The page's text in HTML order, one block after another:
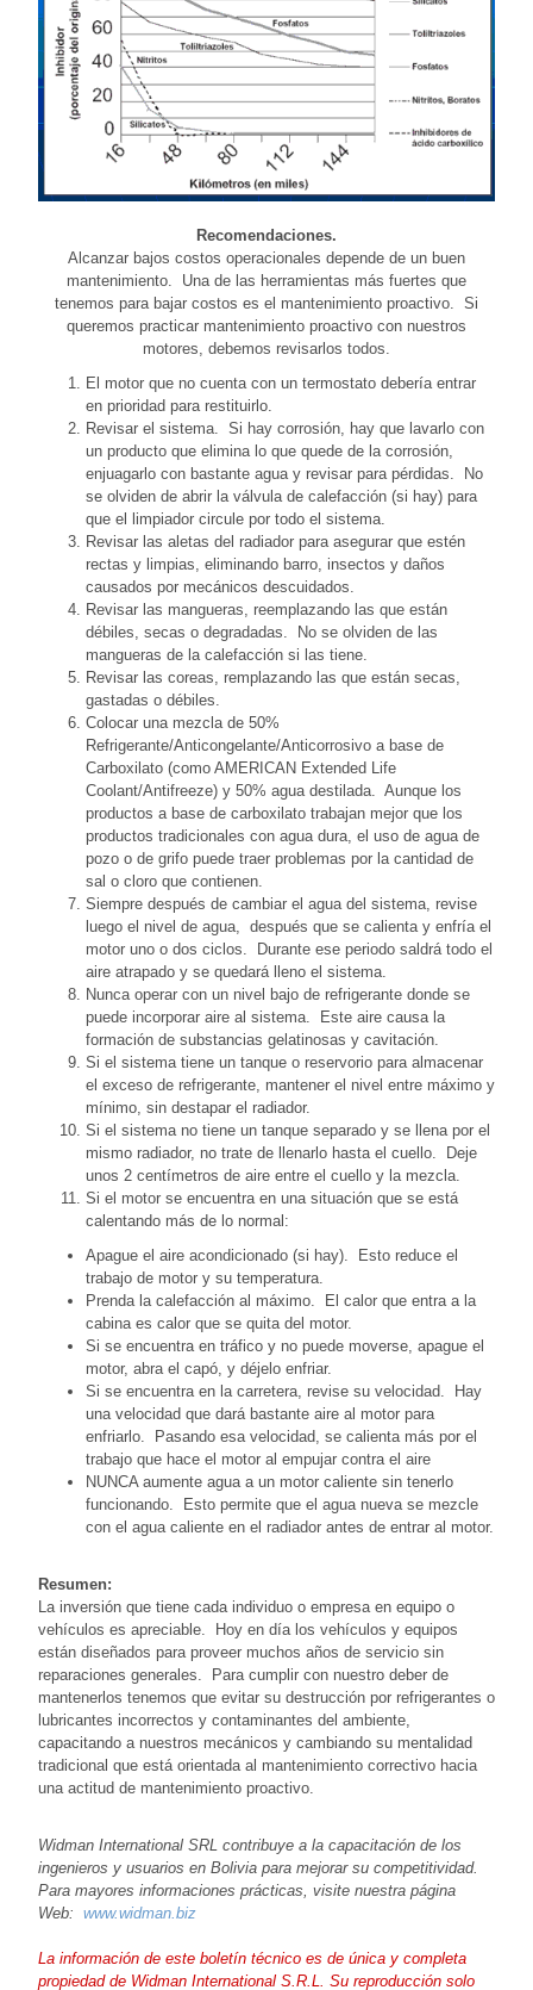
Recomendaciones.
Alcanzar bajos costos operacionales depende de un buen
mantenimiento. Una de las herramientas más fuertes que
tenemos para bajar costos es el mantenimiento proactivo. Si
queremos practicar mantenimiento proactivo con nuestros
motores, debemos revisarlos todos.
El motor que no cuenta con un termostato debería entrar
en prioridad para restituirlo.
Revisar el sistema. Si hay corrosión, hay que lavarlo con
un producto que elimina lo que quede de la corrosión,
enjuagarlo con bastante agua y revisar para pérdidas. No
se olviden de abrir la válvula de calefacción (si hay) para
que el limpiador circule por todo el sistema.
Revisar las aletas del radiador para asegurar que estén
rectas y limpias, eliminando barro, insectos y daños
causados por mecánicos descuidados.
Revisar las mangueras, reemplazando las que están
débiles, secas o degradadas. No se olviden de las
mangueras de la calefacción si las tiene.
Revisar las coreas, remplazando las que están secas,
gastadas o débiles.
Colocar una mezcla de 50%
Refrigerante/Anticongelante/Anticorrosivo a base de
Carboxilato (como AMERICAN Extended Life
Coolant/Antifreeze) y 50% agua destilada. Aunque los
productos a base de carboxilato trabajan mejor que los
productos tradicionales con agua dura, el uso de agua de
pozo o de grifo puede traer problemas por la cantidad de
sal o cloro que contienen.
Siempre después de cambiar el agua del sistema, revise
luego el nivel de agua, después que se calienta y enfría el
motor uno o dos ciclos. Durante ese periodo saldrá todo el
aire atrapado y se quedará lleno el sistema.
Nunca operar con un nivel bajo de refrigerante donde se
puede incorporar aire al sistema. Este aire causa la
formación de substancias gelatinosas y cavitación.
Si el sistema tiene un tanque o reservorio para almacenar
el exceso de refrigerante, mantener el nivel entre máximo y
mínimo, sin destapar el radiador.
Si el sistema no tiene un tanque separado y se llena por el
mismo radiador, no trate de llenarlo hasta el cuello. Deje
unos 2 centímetros de aire entre el cuello y la mezcla.
Si el motor se encuentra en una situación que se está
calentando más de lo normal:
Apague el aire acondicionado (si hay). Esto reduce el
trabajo de motor y su temperatura.
Prenda la calefacción al máximo. El calor que entra a la
cabina es calor que se quita del motor.
Si se encuentra en tráfico y no puede moverse, apague el
motor, abra el capó, y déjelo enfriar.
Si se encuentra en la carretera, revise su velocidad. Hay
una velocidad que dará bastante aire al motor para
enfriarlo. Pasando esa velocidad, se calienta más por el
trabajo que hace el motor al empujar contra el aire
NUNCA aumente agua a un motor caliente sin tenerlo
funcionando. Esto permite que el agua nueva se mezcle
con el agua caliente en el radiador antes de entrar al motor.
Resumen:
La inversión que tiene cada individuo o empresa en equipo o
vehículos es apreciable. Hoy en día los vehículos y equipos
están diseñados para proveer muchos años de servicio sin
reparaciones generales. Para cumplir con nuestro deber de
mantenerlos tenemos que evitar su destrucción por refrigerantes o
lubricantes incorrectos y contaminantes del ambiente,
capacitando a nuestros mecánicos y cambiando su mentalidad
tradicional que está orientada al mantenimiento correctivo hacia
una actitud de mantenimiento proactivo.
Widman International SRL contribuye a la capacitación de los
ingenieros y usuarios en Bolivia para mejorar su competitividad.
Para mayores informaciones prácticas, visite nuestra página
Web: www.widman.biz
La información de este boletín técnico es de única y completa
propiedad de Widman International S.R.L. Su reproducción solo